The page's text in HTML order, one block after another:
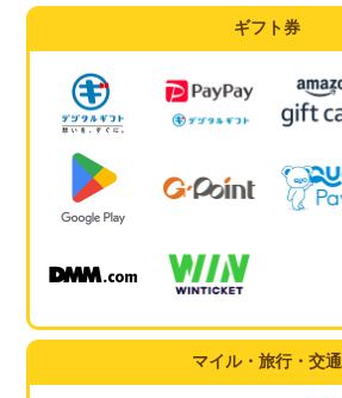
ギフト券
マイル・旅行・交通